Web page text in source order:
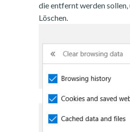
die entfernt werden sollen,
Löschen.